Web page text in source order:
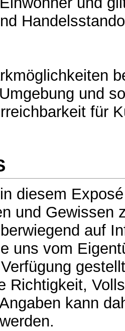
und
für
diesem
und Gewissen
auf
uns vom
Richtigkeit,
kann